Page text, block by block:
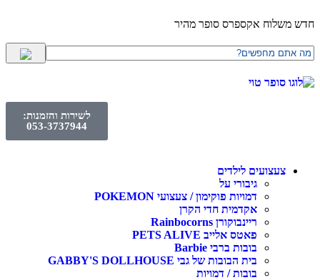
חדש משלוח אקספרס סופר מהיר
לשירות והזמנות:
053-3737944
צעצועים לילדים
גיבורי על
דמויות פוקימון / צעצועי POKEMON
אקדמית חדי הקרן
ריינבוקורן Rainbocorns
פאטס אלייב PETS ALIVE
בובות ברבי Barbie
בית הבובות של גבי GABBY'S DOLLHOUSE
בובות / דמויות